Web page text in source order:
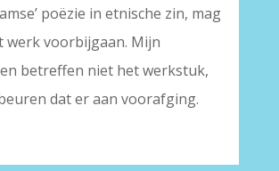
poëzie in etnische zin, mag
werk voorbijgaan. Mijn
betreffen niet het werkstuk,
dat er aan voorafging.